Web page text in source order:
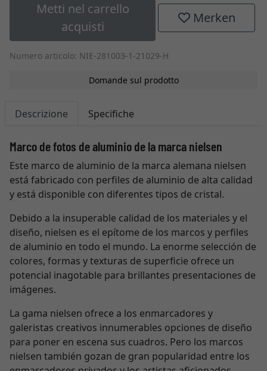
Metti nel carrello
acquisti
Merken
Numero articolo: NIE-281003-1-21029-H
Domande sul prodotto
Descrizione Specifiche
Marco de fotos de aluminio de la marca nielsen
Este marco de aluminio de la marca alemana nielsen
está fabricado con perfiles de aluminio de alta calidad
y está disponible con diferentes tipos de cristal.
Debido a la insuperable calidad de los materiales y el
diseño, nielsen es el epítome de los marcos y perfiles
de aluminio en todo el mundo. La enorme selección de
colores, formas y texturas de superficie ofrece un
potencial inagotable para brillantes presentaciones de
imágenes.
La gama nielsen ofrece a los enmarcadores y
galeristas creativos innumerables opciones de diseño
para poner en escena sus cuadros. Pero los marcos
nielsen también gozan de gran popularidad entre los